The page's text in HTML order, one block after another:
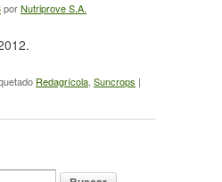
porNutriprove S.A.
Redagrícola Suncrops |